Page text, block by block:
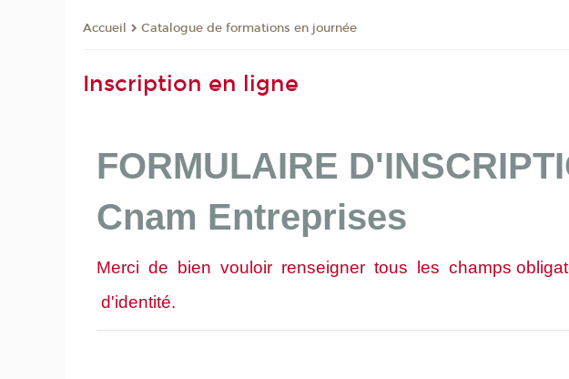
Accueil Catalogue de formations en journée
Inscription en ligne